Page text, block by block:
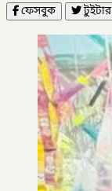
ফেসবুক
টুইটার